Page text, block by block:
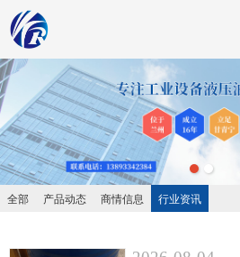
全部 产品动态 商情信息 行业资讯